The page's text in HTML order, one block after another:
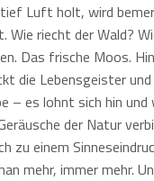
Luft holt, wird
riecht der Wald?
Das frische Moos.
die Lebensgeister
– es lohnt sich hin
der Natur
zu einem
mehr, immer mehr.